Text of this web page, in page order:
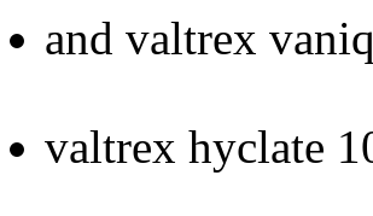
and valtrex
valtrex hyclate